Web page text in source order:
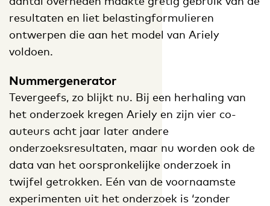
resultaten en liet belastingformulieren
ontwerpen die aan het model van Ariely
voldoen.
Nummergenerator
Tevergeefs, zo blijkt nu. Bij een herhaling van
het onderzoek kregen Ariely en zijn vier co-
auteurs acht jaar later andere
onderzoeksresultaten, maar nu worden ook de
data van het oorspronkelijke onderzoek in
twijfel getrokken. Eén van de voornaamste
experimenten uit het onderzoek is ‘zonder